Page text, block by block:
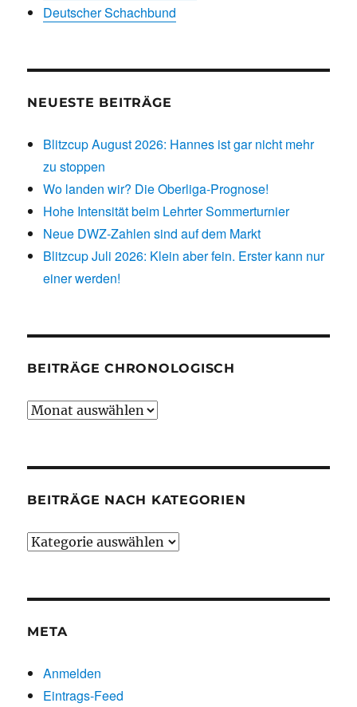
Deutscher Schachbund
NEUESTE BEITRÄGE
Blitzcup August 2026: Hannes ist gar nicht mehr
zu stoppen
Wo landen wir? Die Oberliga-Prognose!
Hohe Intensität beim Lehrter Sommerturnier
Neue DWZ-Zahlen sind auf dem Markt
Blitzcup Juli 2026: Klein aber fein. Erster kann nur
einer werden!
BEITRÄGE CHRONOLOGISCH
Beiträge
BEITRÄGE NACH KATEGORIEN
Beiträge
META
Anmelden
Eintrags-Feed